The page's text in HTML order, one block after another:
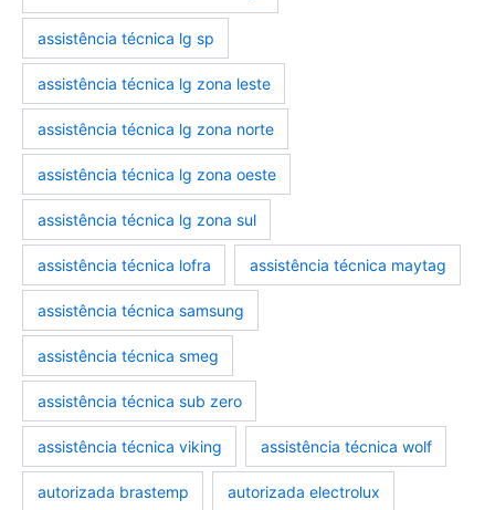
assistência técnica lg sp
assistência técnica lg zona leste
assistência técnica lg zona norte
assistência técnica lg zona oeste
assistência técnica lg zona sul
assistência técnica lofra assistência técnica maytag
assistência técnica samsung
assistência técnica smeg
assistência técnica sub zero
assistência técnica viking assistência técnica wolf
autorizada brastemp autorizada electrolux